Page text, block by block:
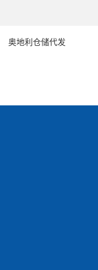
奥地利仓储代发